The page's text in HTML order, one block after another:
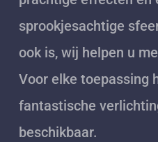
sprookjesachtige
ook is, wij helpen u
Voor elke toepassing
fantastische
beschikbaar.